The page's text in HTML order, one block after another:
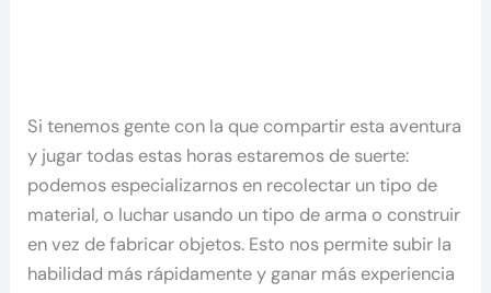
Si tenemos gente con la que compartir esta aventura
y jugar todas estas horas estaremos de suerte:
podemos especializarnos en recolectar un tipo de
material, o luchar usando un tipo de arma o construir
en vez de fabricar objetos. Esto nos permite subir la
habilidad más rápidamente y ganar más experiencia